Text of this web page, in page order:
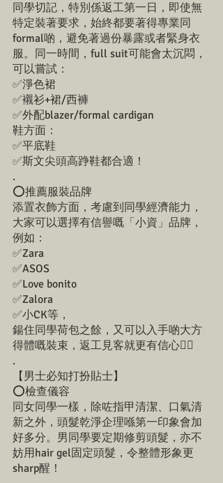
同學切記，特別係返工第一日，即使無
特定裝著要求，始終都要著得專業同
formal啲，避免著過份暴露或者緊身衣
服。同一時間，full suit可能會太沉悶，
可以嘗試：
✅淨色裙
✅襯衫+裙/西褲
✅外配blazer/formal cardigan
鞋方面：
✅平底鞋
✅斯文尖頭高踭鞋都合適！
.
⭕️推薦服裝品牌
添置衣飾方面，考慮到同學經濟能力，
大家可以選擇有信譽嘅「小資」品牌，
例如：
✅Zara
✅ASOS
✅Love bonito
✅Zalora
✅小CK等，
鍚住同學荷包之餘，又可以入手啲大方
得體嘅裝束，返工見客就更有信心👍🏻
.
【男士必知打扮貼士】
⭕️檢查儀容
同女同學一樣，除咗指甲清潔、口氣清
新之外，頭髮乾淨企理喺第一印象會加
好多分。男同學要定期修剪頭髮，亦不
妨用hair gel固定頭髮，令整體形象更
sharp醒！